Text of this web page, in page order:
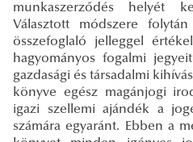
munkaszerződés helyét
Választott módszere
összefoglaló jelleggel
hagyományos fogalmi
gazdasági és társadalmi
könyve egész magánjogi
igazi szellemi ajándék a
számára egyaránt. Ebben a